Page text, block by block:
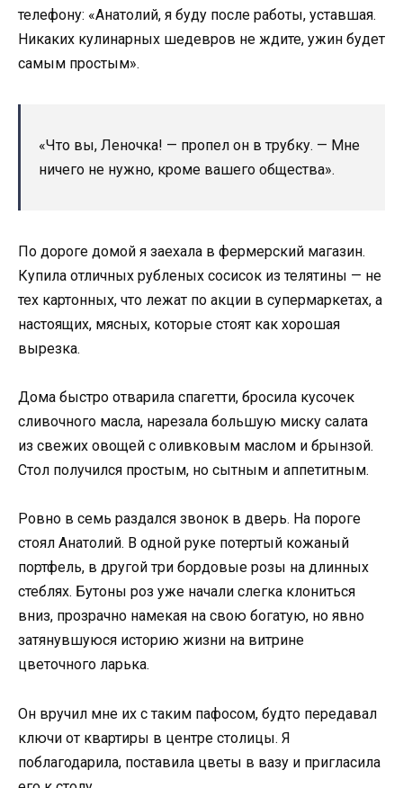
телефону: «Анатолий, я буду после работы, уставшая.
Никаких кулинарных шедевров не ждите, ужин будет
самым простым».
«Что вы, Леночка! — пропел он в трубку. — Мне
ничего не нужно, кроме вашего общества».
По дороге домой я заехала в фермерский магазин.
Купила отличных рубленых сосисок из телятины — не
тех картонных, что лежат по акции в супермаркетах, а
настоящих, мясных, которые стоят как хорошая
вырезка.
Дома быстро отварила спагетти, бросила кусочек
сливочного масла, нарезала большую миску салата
из свежих овощей с оливковым маслом и брынзой.
Стол получился простым, но сытным и аппетитным.
Ровно в семь раздался звонок в дверь. На пороге
стоял Анатолий. В одной руке потертый кожаный
портфель, в другой три бордовые розы на длинных
стеблях. Бутоны роз уже начали слегка клониться
вниз, прозрачно намекая на свою богатую, но явно
затянувшуюся историю жизни на витрине
цветочного ларька.
Он вручил мне их с таким пафосом, будто передавал
ключи от квартиры в центре столицы. Я
поблагодарила, поставила цветы в вазу и пригласила